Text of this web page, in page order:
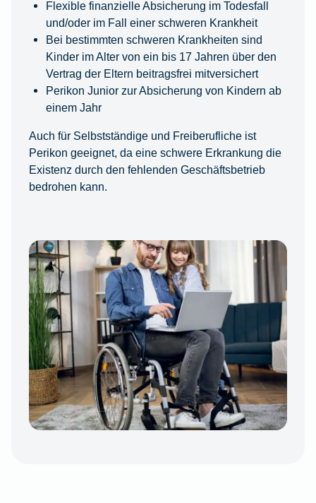
Flexible finanzielle Absicherung im Todesfall
und/oder im Fall einer schweren Krankheit
Bei bestimmten schweren Krankheiten sind
Kinder im Alter von ein bis 17 Jahren über den
Vertrag der Eltern beitragsfrei mitversichert
Perikon Junior zur Absicherung von Kindern ab
einem Jahr
Auch für Selbstständige und Freiberufliche ist
Perikon geeignet, da eine schwere Erkrankung die
Existenz durch den fehlenden Geschäftsbetrieb
bedrohen kann.